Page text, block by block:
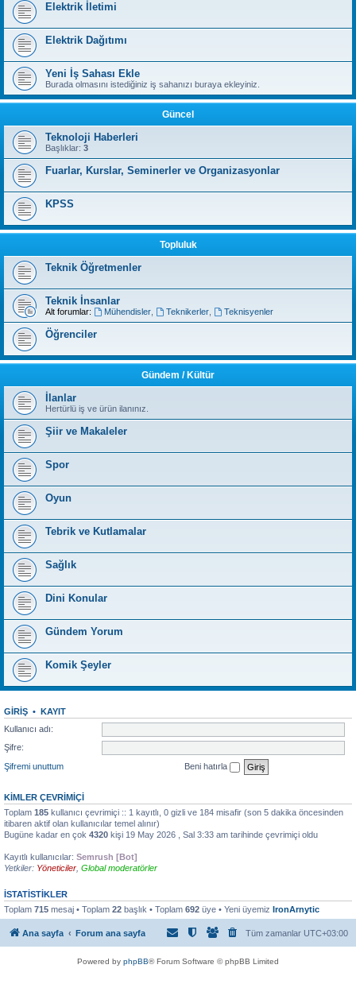
Elektrik İletimi
Elektrik Dağıtımı
Yeni İş Sahası Ekle
Burada olmasını istediğiniz iş sahanızı buraya ekleyiniz.
Güncel
Teknoloji Haberleri
Başlıklar: 3
Fuarlar, Kurslar, Seminerler ve Organizasyonlar
KPSS
Topluluk
Teknik Öğretmenler
Teknik İnsanlar
Alt forumlar: Mühendisler, Teknikerler, Teknisyenler
Öğrenciler
Gündem / Kültür
İlanlar
Hertürlü iş ve ürün ilanınız.
Şiir ve Makaleler
Spor
Oyun
Tebrik ve Kutlamalar
Sağlık
Dini Konular
Gündem Yorum
Komik Şeyler
GIRIŞ • KAYIT
Kullanıcı adı:
Şifre:
Şifremi unuttum
Beni hatırla
KIMLER ÇEVRIMIÇI
Toplam 185 kullanıcı çevrimiçi :: 1 kayıtlı, 0 gizli ve 184 misafir (son 5 dakika öncesinden
itibaren aktif olan kullanıcılar temel alınır)
Bugüne kadar en çok 4320 kişi 19 May 2026 , Sal 3:33 am tarihinde çevrimiçi oldu
Kayıtlı kullanıcılar: Semrush [Bot]
Yetkiler: Yöneticiler Global moderatörler
İSTATISTIKLER
Toplam 715 mesaj • Toplam 22 başlık • Toplam 692 üye • Yeni üyemiz IronArnytic
Ana sayfa Forum ana sayfa Tüm zamanlar UTC+03:00
Powered by phpBB® Forum Software © phpBB Limited